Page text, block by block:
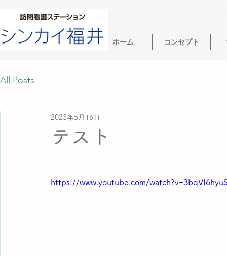
ホーム コンセプト
All Posts
テスト
2023年5月16日
https://www.youtube.com/